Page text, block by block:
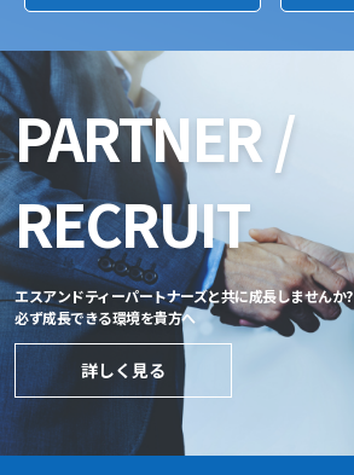
PARTNER /
RECRUIT
エスアンドティーパートナーズと共に成長しませんか?
必ず成長できる環境を貴方へ
詳しく見る